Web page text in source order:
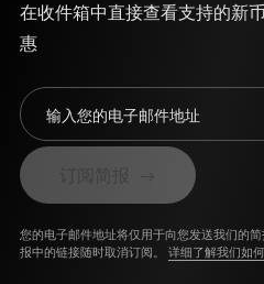
在收件箱中直接查看支持的新
惠
输入您的电子邮件地址
您的电子邮件地址将仅用于向您发送我们的
报中的链接随时取消订阅。 详细了解我们如